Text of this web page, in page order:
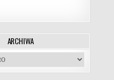
ARCHIWA